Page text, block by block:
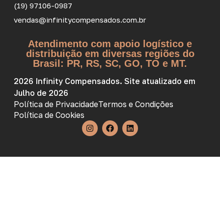
(19) 97106-0987
vendas@infinitycompensados.com.br
Atendimento com apoio logístico e
distribuição em diversas regiões do
Brasil: PR, RS, SC, GO, TO e MT.
2026 Infinity Compensados. Site atualizado em
Julho de 2026
Política de PrivacidadeTermos e Condições
Política de Cookies